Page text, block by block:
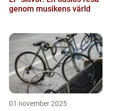
genom musikens värld
01 november 2025